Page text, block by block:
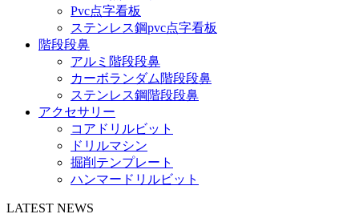
Pvc点字看板
ステンレス鋼pvc点字看板
階段段鼻
アルミ階段段鼻
カーボランダム階段段鼻
ステンレス鋼階段段鼻
アクセサリー
コアドリルビット
ドリルマシン
掘削テンプレート
ハンマードリルビット
LATEST NEWS